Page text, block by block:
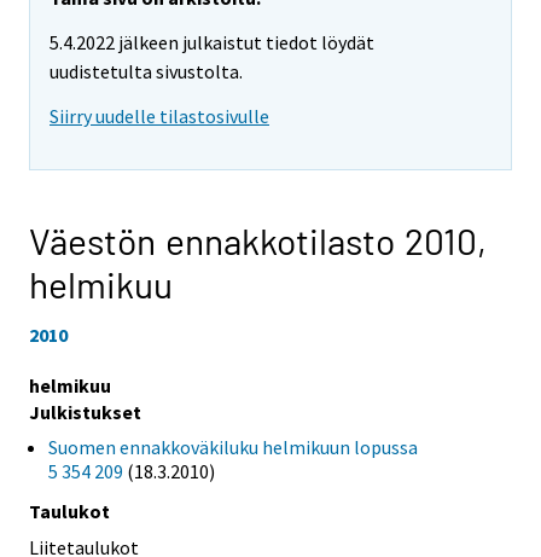
5.4.2022 jälkeen julkaistut tiedot löydät
uudistetulta sivustolta.
Siirry uudelle tilastosivulle
Väestön ennakkotilasto 2010,
helmikuu
2010
helmikuu
Julkistukset
Suomen ennakkoväkiluku helmikuun lopussa
5 354 209 (18.3.2010)
Taulukot
Liitetaulukot